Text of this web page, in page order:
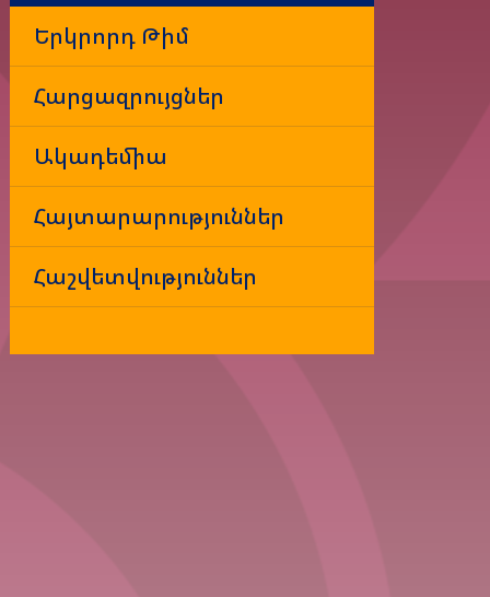
Երկրորդ Թիմ
Հարցազրույցներ
Ակադեմիա
Հայտարարություններ
Հաշվետվություններ